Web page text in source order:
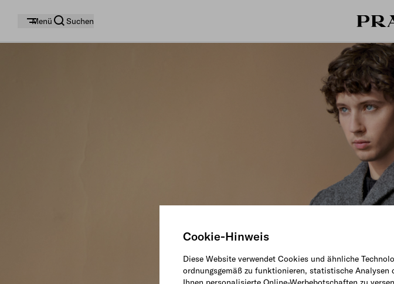
Cookie-Hinweis
Diese Website verwendet Cookies und ähnliche
ordnungsgemäß zu funktionieren, statistische Analysen
Menü Suchen